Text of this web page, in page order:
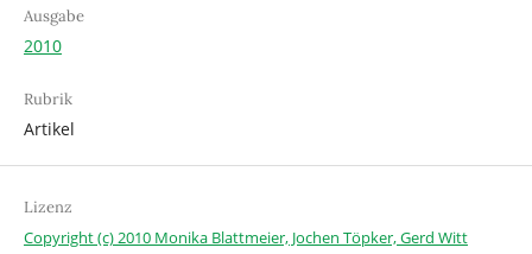
Ausgabe
2010
Rubrik
Artikel
Lizenz
Copyright (c) 2010 Monika Blattmeier, Jochen Töpker, Gerd Witt